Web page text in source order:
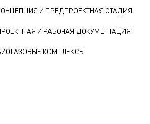
И ПРЕДПРОЕКТНАЯ СТАДИЯ
И РАБОЧАЯ ДОКУМЕНТАЦИЯ
КОМПЛЕКСЫ